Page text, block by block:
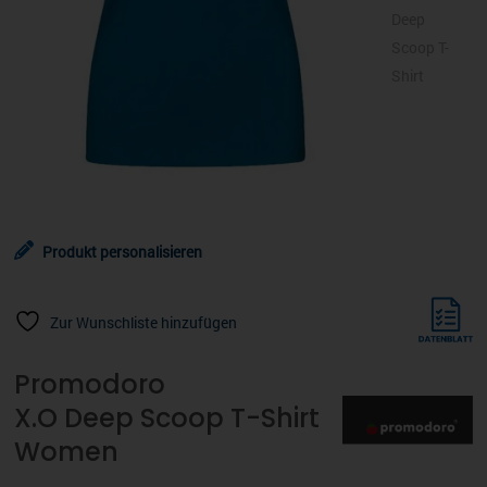
Produkt personalisieren
Zur Wunschliste hinzufügen
Promodoro
X.O Deep Scoop T-Shirt
Women